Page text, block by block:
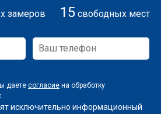
замеров 15 свободных мест
даете согласие на обработку
исключительно информационный